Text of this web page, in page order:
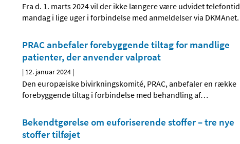
Fra d. 1. marts 2024 vil der ikke længere være udvidet telefontid
mandag i lige uger i forbindelse med anmeldelser via DKMAnet.
PRAC anbefaler forebyggende tiltag for mandlige
patienter, der anvender valproat
| 12. januar 2024 |
Den europæiske bivirkningskomité, PRAC, anbefaler en række
forebyggende tiltag i forbindelse med behandling af…
Bekendtgørelse om euforiserende stoffer – tre nye
stoffer tilføjet